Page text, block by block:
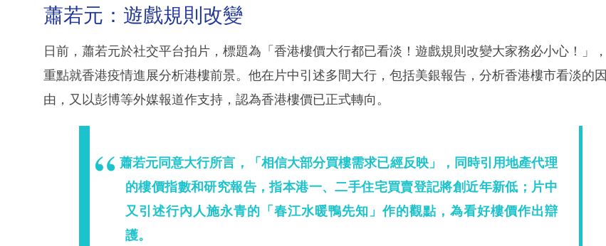
蕭若元：遊戲規則改變
日前，蕭若元於社交平台拍片，標題為「香港樓價大行都已看淡！遊戲規則改變大家務必小心！」，
重點就香港疫情進展分析港樓前景。他在片中引述多間大行，包括美銀報告，分析香港樓市看淡的因
由，又以彭博等外媒報道作支持，認為香港樓價已正式轉向。
蕭若元同意大行所言，「相信大部分買樓需求已經反映」，同時引用地產代理
的樓價指數和研究報告，指本港一、二手住宅買賣登記將創近年新低；片中
又引述行內人施永青的「春江水暖鴨先知」作的觀點，為看好樓價作出辯
護。